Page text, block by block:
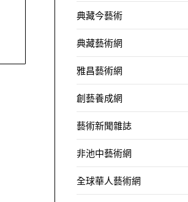
典藏今藝術
典藏藝術網
雅昌藝術網
創藝養成網
藝術新聞雜誌
非池中藝術網
全球華人藝術網